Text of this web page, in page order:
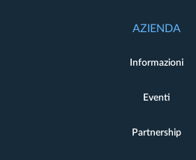
AZIENDA
Informazioni
Eventi
Partnership